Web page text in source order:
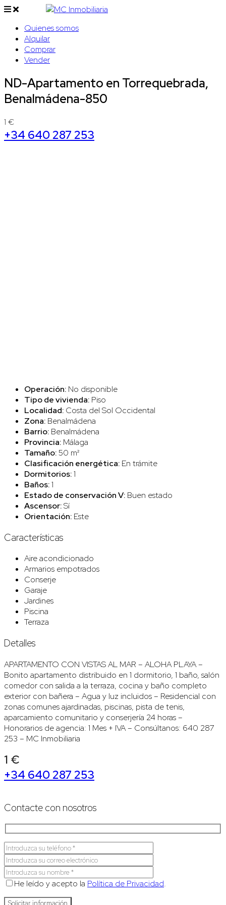
Quienes somos
Alquilar
Comprar
Vender
ND-Apartamento en Torrequebrada,
Benalmádena-850
1 €
+34 640 287 253
Operación: No disponible
Tipo de vivienda: Piso
Localidad: Costa del Sol Occidental
Zona: Benalmádena
Barrio: Benalmádena
Provincia: Málaga
Tamaño:50 m²
Clasificación energética: En trámite
Dormitorios:1
Baños:1
Estado de conservación V: Buen estado
Ascensor:Sí
Orientación: Este
Características
Aire acondicionado
Armarios empotrados
Conserje
Garaje
Jardines
Piscina
Terraza
Detalles
APARTAMENTO CON VISTAS AL MAR – ALOHA PLAYA –
Bonito apartamento distribuido en 1 dormitorio, 1 baño, salón
comedor con salida a la terraza, cocina y baño completo
exterior con bañera – Agua y luz incluidos – Residencial con
zonas comunes ajardinadas, piscinas, pista de tenis,
aparcamiento comunitario y conserjería 24 horas –
Honorarios de agencia: 1 Mes + IVA – Consúltanos: 640 287
253 – MC Inmobiliaria
1 €
+34 640 287 253
Contacte con nosotros
He leído y acepto la Política de Privacidad.